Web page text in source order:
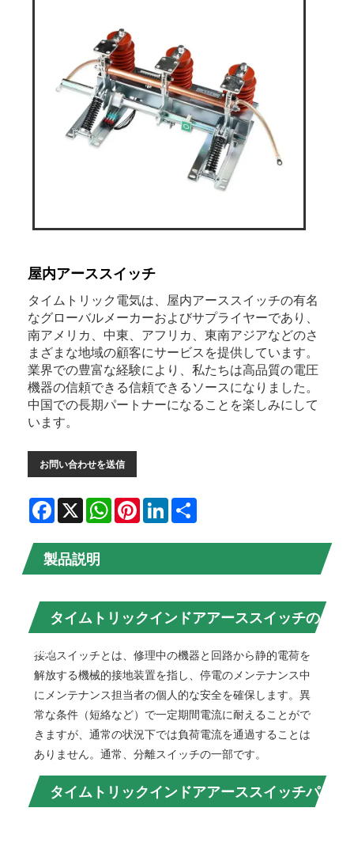
屋内アーススイッチ
タイムトリック電気は、屋内アーススイッチの有名
なグローバルメーカーおよびサプライヤーであり、
南アメリカ、中東、アフリカ、東南アジアなどのさ
まざまな地域の顧客にサービスを提供しています。
業界での豊富な経験により、私たちは高品質の電圧
機器の信頼できる信頼できるソースになりました。
中国での長期パートナーになることを楽しみにして
います。
お問い合わせを送信
Facebook
X WhatsAppPinterestLinkedIn
製品説明
タイムトリックインドアアーススイッチの
紹介
接地スイッチとは、修理中の機器と回路から静的電荷を
解放する機械的接地装置を指し、停電のメンテナンス中
にメンテナンス担当者の個人的な安全を確保します。異
常な条件（短絡など）で一定期間電流に耐えることがで
きますが、通常の状況下では負荷電流を通過することは
ありません。通常、分離スイッチの一部です。
タイムトリックインドアアーススイッチパ